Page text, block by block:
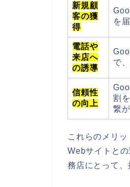
新規顧
客の獲
得
を
電話や
来店へ
の誘導
で
信頼性
の向上
割
繋
これらのメリ
Webサイトと
務店にとって、